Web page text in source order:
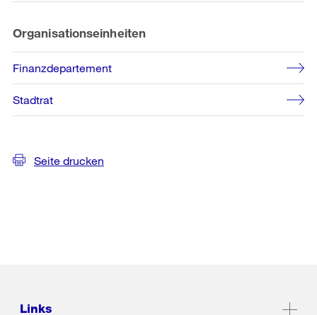
Organisationseinheiten
Finanzdepartement
Stadtrat
Seite drucken
Links